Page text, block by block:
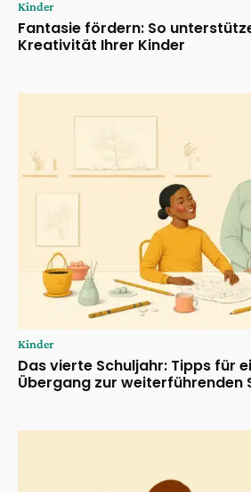
Kinder
Fantasie fördern: So
Kreativität Ihrer Kinder
Kinder
Das vierte Schuljahr: Tipps für
Übergang zur weiterführenden